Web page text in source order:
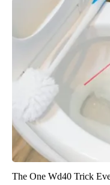
The One Wd40 Trick